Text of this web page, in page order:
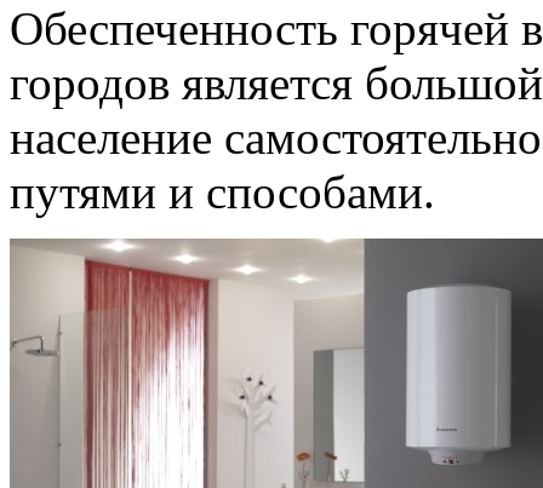
Обеспеченность
городов является
население
путями и способами.